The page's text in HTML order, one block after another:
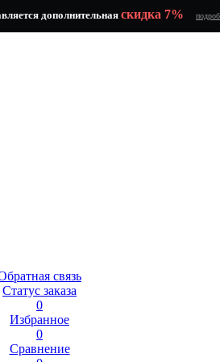
дополнительная скидка 7%
связь
Статус заказа
0
Избранное
0
Сравнение